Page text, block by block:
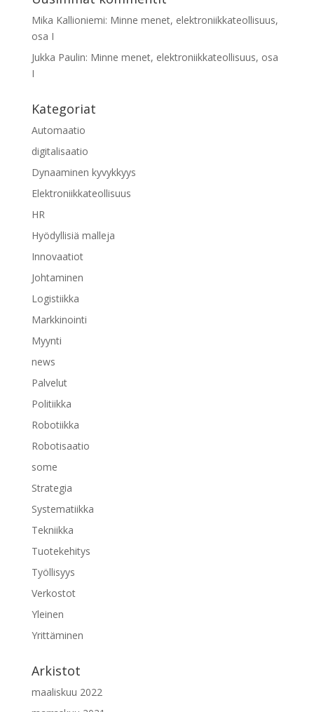
Mika Kallioniemi: Minne menet, elektroniikkateollisuus,
osa I
Jukka Paulin: Minne menet, elektroniikkateollisuus, osa
I
Kategoriat
Automaatio
digitalisaatio
Dynaaminen kyvykkyys
Elektroniikkateollisuus
HR
Hyödyllisiä malleja
Innovaatiot
Johtaminen
Logistiikka
Markkinointi
Myynti
news
Palvelut
Politiikka
Robotiikka
Robotisaatio
some
Strategia
Systematiikka
Tekniikka
Tuotekehitys
Työllisyys
Verkostot
Yleinen
Yrittäminen
Arkistot
maaliskuu 2022